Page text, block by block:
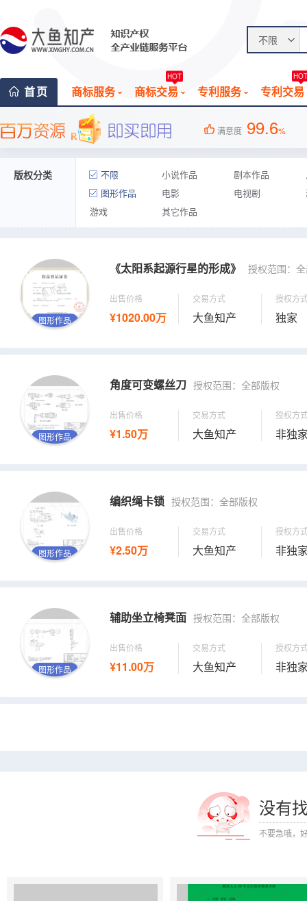
不限
首页 商标服务 商标交易
HOT
专利服务 专利交易
HOT
满意度99.6%
版权分类 不限 小说作品 剧本作品
图形作品
电影 电视剧
游戏
其它作品
图形作品
《太阳系起源行星的形成》 授权范围：
出售价格
¥1020.00万
交易方式
大鱼知产
授权方
独家
图形作品
角度可变螺丝刀 授权范围：全部版权
出售价格
¥1.50万
交易方式
大鱼知产
授权方
非独
图形作品
编织绳卡锁 授权范围：全部版权
出售价格
¥2.50万
交易方式
大鱼知产
授权方
非独
图形作品
辅助坐立椅凳面 授权范围：全部版权
出售价格
¥11.00万
交易方式
大鱼知产
授权方
非独
没有
不要急哦，